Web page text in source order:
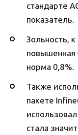
стандарте
показатель.
Зольность,
повышенная
норма 0,8%.
Также
пакете
стала